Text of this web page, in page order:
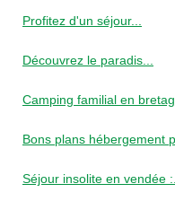
Profitez d'un séjour...
Découvrez le paradis...
Camping familial en
Bons plans hébergement
Séjour insolite en vendée